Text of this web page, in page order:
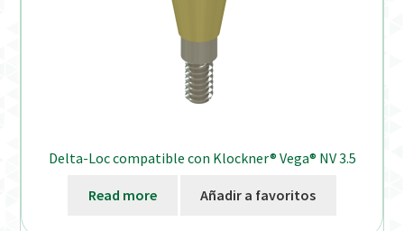
Delta-Loc compatible con Klockner® Vega® NV 3.5
Read more Añadir a favoritos